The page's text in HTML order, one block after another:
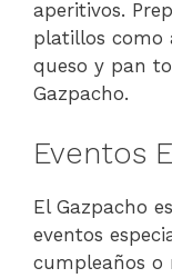
aperitivos.
platillos como
queso y pan
Gazpacho.
Eventos
El Gazpacho
eventos
cumpleaños o